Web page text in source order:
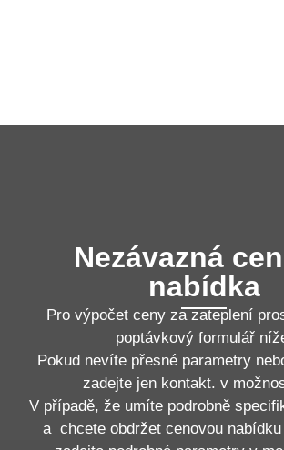
Nezávazná
nabídka
Pro výpočet ceny za zateplení
poptávkový formulář
Pokud nevíte přesné parametry
zadejte jen kontakt. v
V případě, že umíte podrobně
a chcete obdržet cenovou